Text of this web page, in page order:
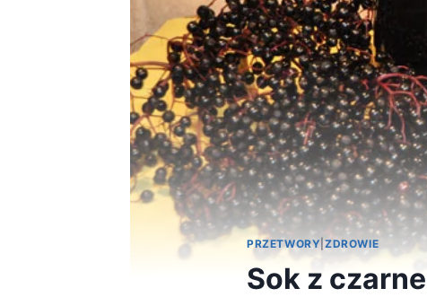
PRZETWORY |ZDROWIE
Sok z